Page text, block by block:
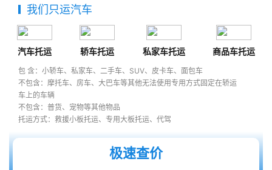
我们只运汽车
汽车托运 轿车托运 私家车托运 商品车托运
包 含：小轿车、私家车、二手车、SUV、皮卡车、面包车
不包含：摩托车、房车、大巴车等其他无法使用专用方式固定在轿运
车上的车辆
不包含：普货、宠物等其他物品
托运方式：救援小板托运、专用大板托运、代驾
极速查价